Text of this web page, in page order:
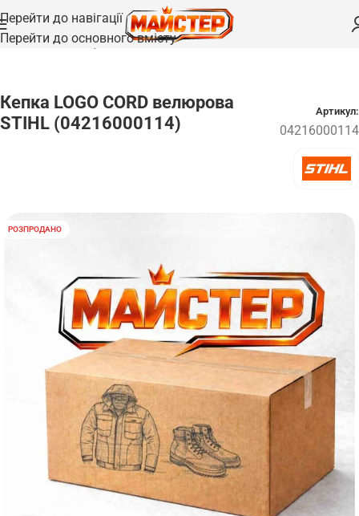
Перейти до навігації
Перейти до основного вмісту
Головна /Одяг та взуття
Кепка LOGO CORD велюрова
STIHL (04216000114)
Артикул:
04216000114
РОЗПРОДАНО